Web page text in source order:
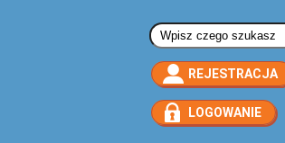
Formularz
REJESTRACJA
LOGOWANIE